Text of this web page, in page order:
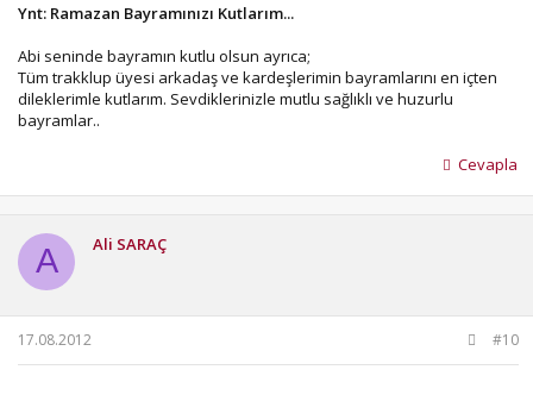
Ynt: Ramazan Bayramınızı Kutlarım...
Abi seninde bayramın kutlu olsun ayrıca;
Tüm trakklup üyesi arkadaş ve kardeşlerimin bayramlarını en içten
dileklerimle kutlarım. Sevdiklerinizle mutlu sağlıklı ve huzurlu
bayramlar..
Cevapla
A Ali SARAÇ
17.08.2012 #10